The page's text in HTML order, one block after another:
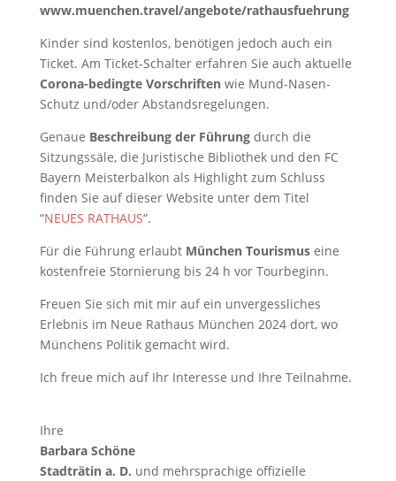
www.muenchen.travel/angebote/rathausfuehrung
Kinder sind kostenlos, benötigen jedoch auch ein
Ticket. Am Ticket-Schalter erfahren Sie auch aktuelle
Corona-bedingte Vorschriften wie Mund-Nasen-
Schutz und/oder Abstandsregelungen.
Genaue Beschreibung der Führungdurch die
Sitzungssäle, die Juristische Bibliothek und den FC
Bayern Meisterbalkon als Highlight zum Schluss
finden Sie auf dieser Website unter dem Titel
“NEUES RATHAUS“.
Für die Führung erlaubt München Tourismuseine
kostenfreie Stornierung bis 24 h vor Tourbeginn.
Freuen Sie sich mit mir auf ein unvergessliches
Erlebnis im Neue Rathaus München 2024 dort, wo
Münchens Politik gemacht wird.
Ich freue mich auf Ihr Interesse und Ihre Teilnahme.
Ihre
Barbara Schöne
Stadträtin a. D. und mehrsprachige offizielle